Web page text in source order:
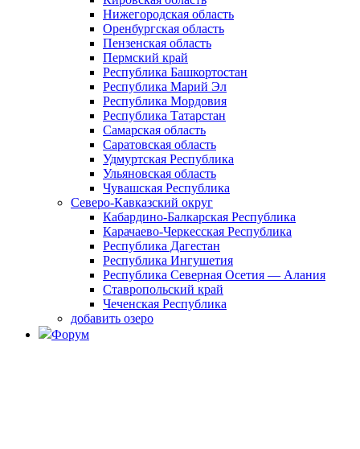
Нижегородская область
Оренбургская область
Пензенская область
Пермский край
Республика Башкортостан
Республика Марий Эл
Республика Мордовия
Республика Татарстан
Самарская область
Саратовская область
Удмуртская Республика
Ульяновская область
Чувашская Республика
Северо-Кавказский округ
Кабардино-Балкарская Республика
Карачаево-Черкесская Республика
Республика Дагестан
Республика Ингушетия
Республика Северная Осетия — Алания
Ставропольский край
Чеченская Республика
добавить озеро
Форум